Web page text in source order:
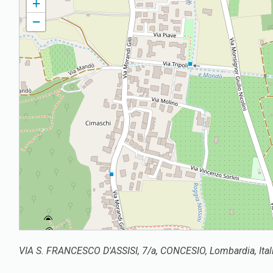
+
−
VIA S. FRANCESCO D'ASSISI, 7/a, CONCESIO, Lombardia,